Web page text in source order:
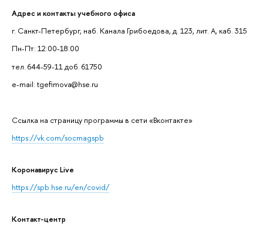
Адрес и контакты учебного офиса
г. Санкт-Петербург, наб. Канала Грибоедова, д. 123, лит. А, каб. 315
Пн-Пт: 12:00-18:00
тел. 644-59-11 доб. 61750
e-mail: tgefimova@hse.ru
Cсылка на страницу программы в сети «Вконтакте»
https://vk.com/socmagspb
Коронавирус Live
https://spb.hse.ru/en/covid/
Контакт-центр